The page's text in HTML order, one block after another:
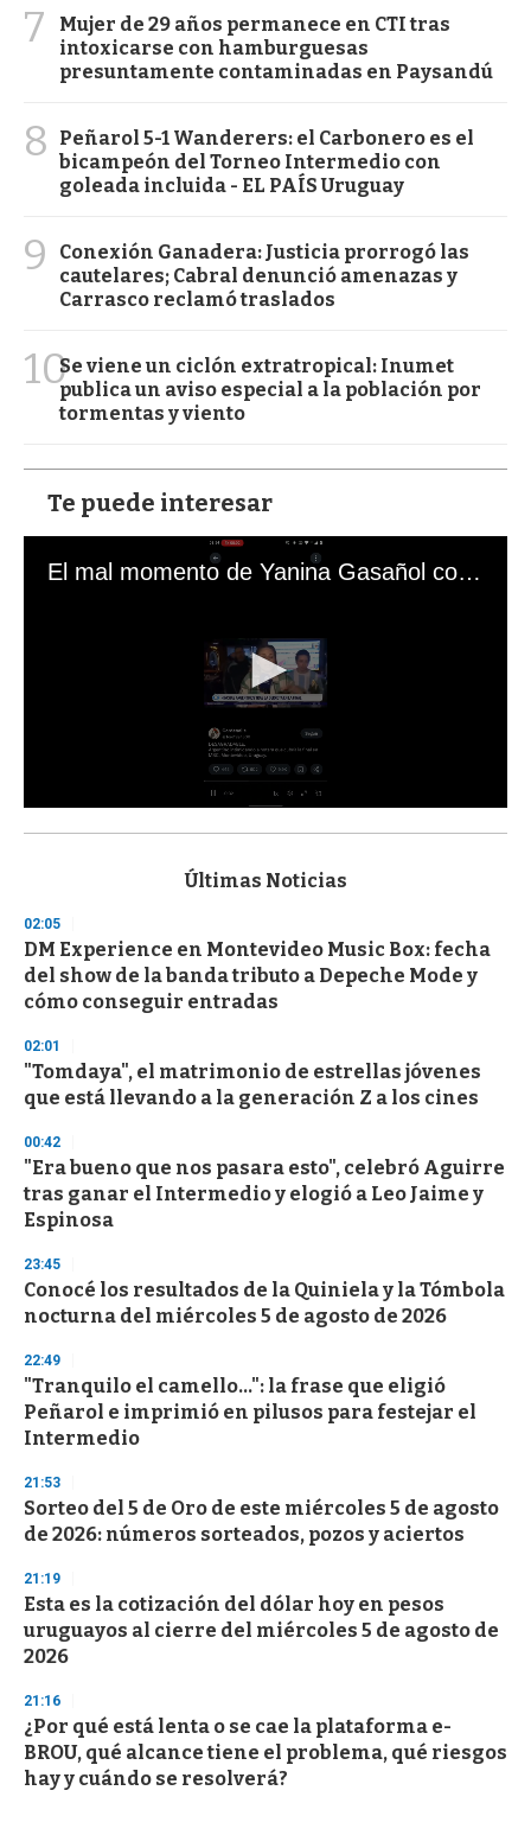
7
Mujer de 29 años permanece en CTI tras
intoxicarse con hamburguesas
presuntamente contaminadas en Paysandú
8
Peñarol 5-1 Wanderers: el Carbonero es el
bicampeón del Torneo Intermedio con
goleada incluida - EL PAÍS Uruguay
9
Conexión Ganadera: Justicia prorrogó las
cautelares; Cabral denunció amenazas y
Carrasco reclamó traslados
10Se viene un ciclón extratropical: Inumet
publica un aviso especial a la población por
tormentas y viento
Te puede interesar
El mal momento de Yanina Gasañol con un hincha argentino en "Subrayado"
s
d
s
o
f
3
s
e
o
d
s
Últimas Noticias
02:05
DM Experience en Montevideo Music Box: fecha
del show de la banda tributo a Depeche Mode y
cómo conseguir entradas
02:01
"Tomdaya", el matrimonio de estrellas jóvenes
que está llevando a la generación Z a los cines
00:42
"Era bueno que nos pasara esto", celebró Aguirre
tras ganar el Intermedio y elogió a Leo Jaime y
Espinosa
23:45
Conocé los resultados de la Quiniela y la Tómbola
nocturna del miércoles 5 de agosto de 2026
22:49
"Tranquilo el camello...": la frase que eligió
Peñarol e imprimió en pilusos para festejar el
Intermedio
21:53
Sorteo del 5 de Oro de este miércoles 5 de agosto
de 2026: números sorteados, pozos y aciertos
21:19
Esta es la cotización del dólar hoy en pesos
uruguayos al cierre del miércoles 5 de agosto de
2026
21:16
¿Por qué está lenta o se cae la plataforma e-
BROU, qué alcance tiene el problema, qué riesgos
hay y cuándo se resolverá?